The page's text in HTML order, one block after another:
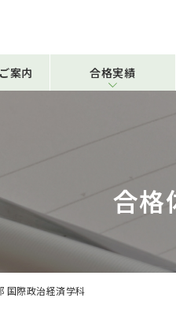
案内 合格実績
合格
国際政治経済学科